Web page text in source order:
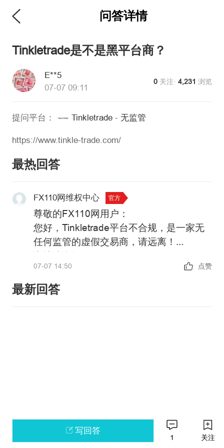
问答详情
Tinkletrade是不是黑平台商？
E**5
07-07 09:11
0 关注·4,231 浏览
提问平台： Tinkletrade- 无监管
https://www.tinkle-trade.com/
最热回答
FX110网维权中心 官方
尊敬的FX110网用户：
您好，Tinkletrade平台不合规，是一家无
任何监管的虚假交易商，请远离！
https://xujia.fx110.com/falsebroker/details/
政策警告：中国未批准任何机构在境内开
展外汇保证金业务，凡未经批准的机构擅
07-07 14:50 点赞
最新回答
写回答
1 关注